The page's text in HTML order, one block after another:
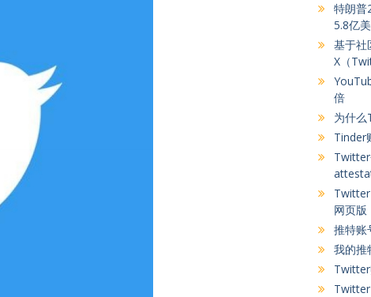
特朗普
5.8亿
基于社
X（
倍
为什么
Tinder
网页版
推特账
我的推